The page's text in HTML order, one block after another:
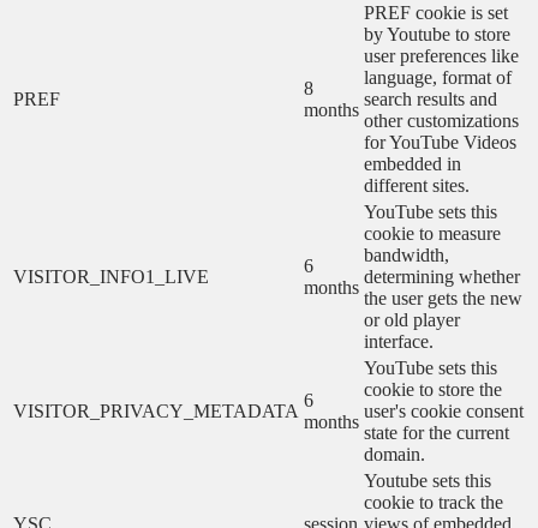
PREF
8
months
PREF cookie is set
by Youtube to store
user preferences like
language, format of
search results and
other customizations
for YouTube Videos
embedded in
different sites.
VISITOR_INFO1_LIVE
6
months
YouTube sets this
cookie to measure
bandwidth,
determining whether
the user gets the new
or old player
interface.
VISITOR_PRIVACY_METADATA
6
months
YouTube sets this
cookie to store the
user's cookie consent
state for the current
domain.
YSC session
Youtube sets this
cookie to track the
views of embedded